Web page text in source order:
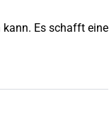
kann. Es schafft eine